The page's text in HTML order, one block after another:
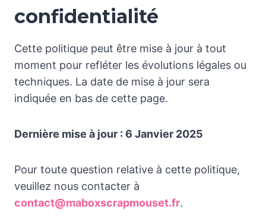
confidentialité
Cette politique peut être mise à jour à tout
moment pour refléter les évolutions légales ou
techniques. La date de mise à jour sera
indiquée en bas de cette page.
Dernière mise à jour : 6 Janvier 2025
Pour toute question relative à cette politique,
veuillez nous contacter à
contact@maboxscrapmouset.fr.